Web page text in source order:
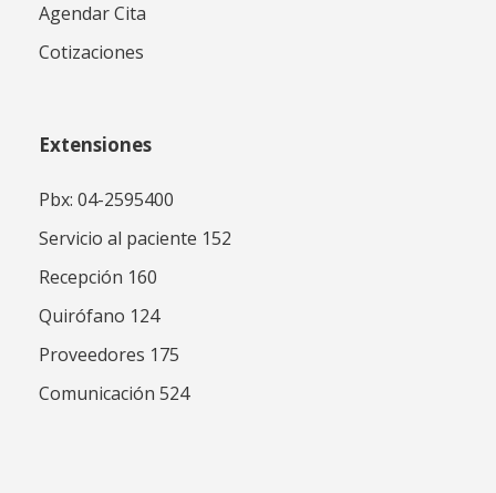
Agendar Cita
Cotizaciones
Extensiones
Pbx: 04-2595400
Servicio al paciente 152
Recepción 160
Quirófano 124
Proveedores 175
Comunicación 524